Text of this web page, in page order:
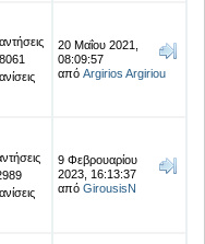
20 Μαΐου 2021,
08:09:57
από Argirios Argiriou
9 Φεβρουαρίου
2023, 16:13:37
από GirousisN